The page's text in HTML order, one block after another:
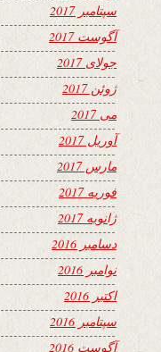
سپتامبر 2017
آگوست 2017
جولای 2017
ژوئن 2017
می 2017
آوریل 2017
مارس 2017
فوریه 2017
ژانویه 2017
دسامبر 2016
نوامبر 2016
اکتبر 2016
سپتامبر 2016
آگوست 2016